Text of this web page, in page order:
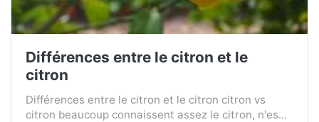
Différences entre le citron et le
citron
Différences entre le citron et le citron citron vs
citron beaucoup connaissent assez le citron, n'es...